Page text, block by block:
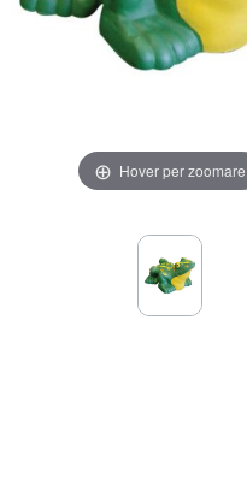
Hover per zoomare